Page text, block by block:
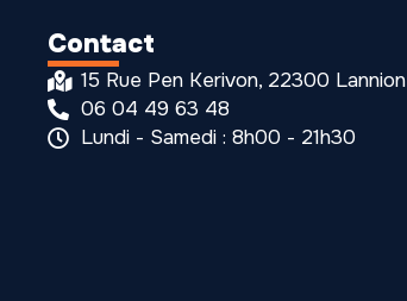
Contact
15 Rue Pen Kerivon, 22300 Lannion
06 04 49 63 48
Lundi - Samedi : 8h00 - 21h30